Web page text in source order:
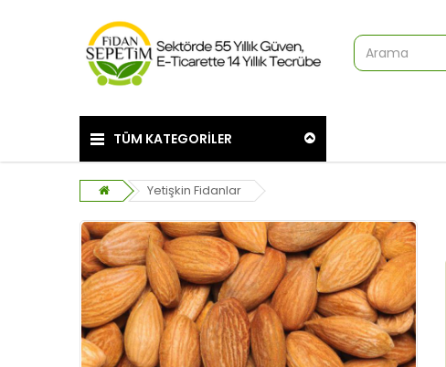
TÜM KATEGORİLER
Yetişkin Fidanlar